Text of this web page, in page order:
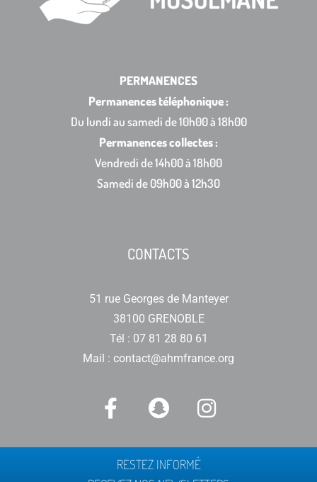
PERMANENCES
Permanences téléphonique :
Du lundi au samedi de 10h00 à 18h00
Permanences collectes :
Vendredi de 14h00 à 18h00
Samedi de 09h00 à 12h30
CONTACTS
51 rue Georges de Manteyer
38100 GRENOBLE
Tél : 07 81 28 80 61
Mail : contact@ahmfrance.org
RESTEZ INFORMÉ